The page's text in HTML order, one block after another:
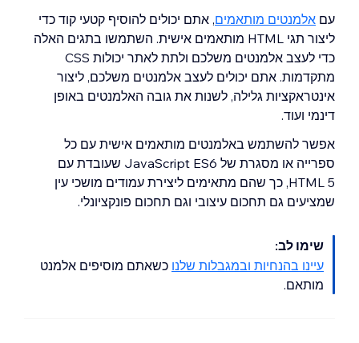
עם אלמנטים מותאמים, אתם יכולים להוסיף קטעי קוד כדי
ליצור תגי HTML מותאמים אישית. השתמשו בתגים האלה
כדי לעצב אלמנטים משלכם ולתת לאתר יכולות CSS
מתקדמות. אתם יכולים לעצב אלמנטים משלכם, ליצור
אינטראקציות גלילה, לשנות את גובה האלמנטים באופן
דינמי ועוד.
אפשר להשתמש באלמנטים מותאמים אישית עם כל
ספרייה או מסגרת של JavaScript ES6 שעובדת עם
HTML 5, כך שהם מתאימים ליצירת עמודים מושכי עין
שמציעים גם תחכום עיצובי וגם תחכום פונקציונלי.
שימו לב:
עיינו בהנחיות ובמגבלות שלנו כשאתם מוסיפים אלמנט
מותאם.